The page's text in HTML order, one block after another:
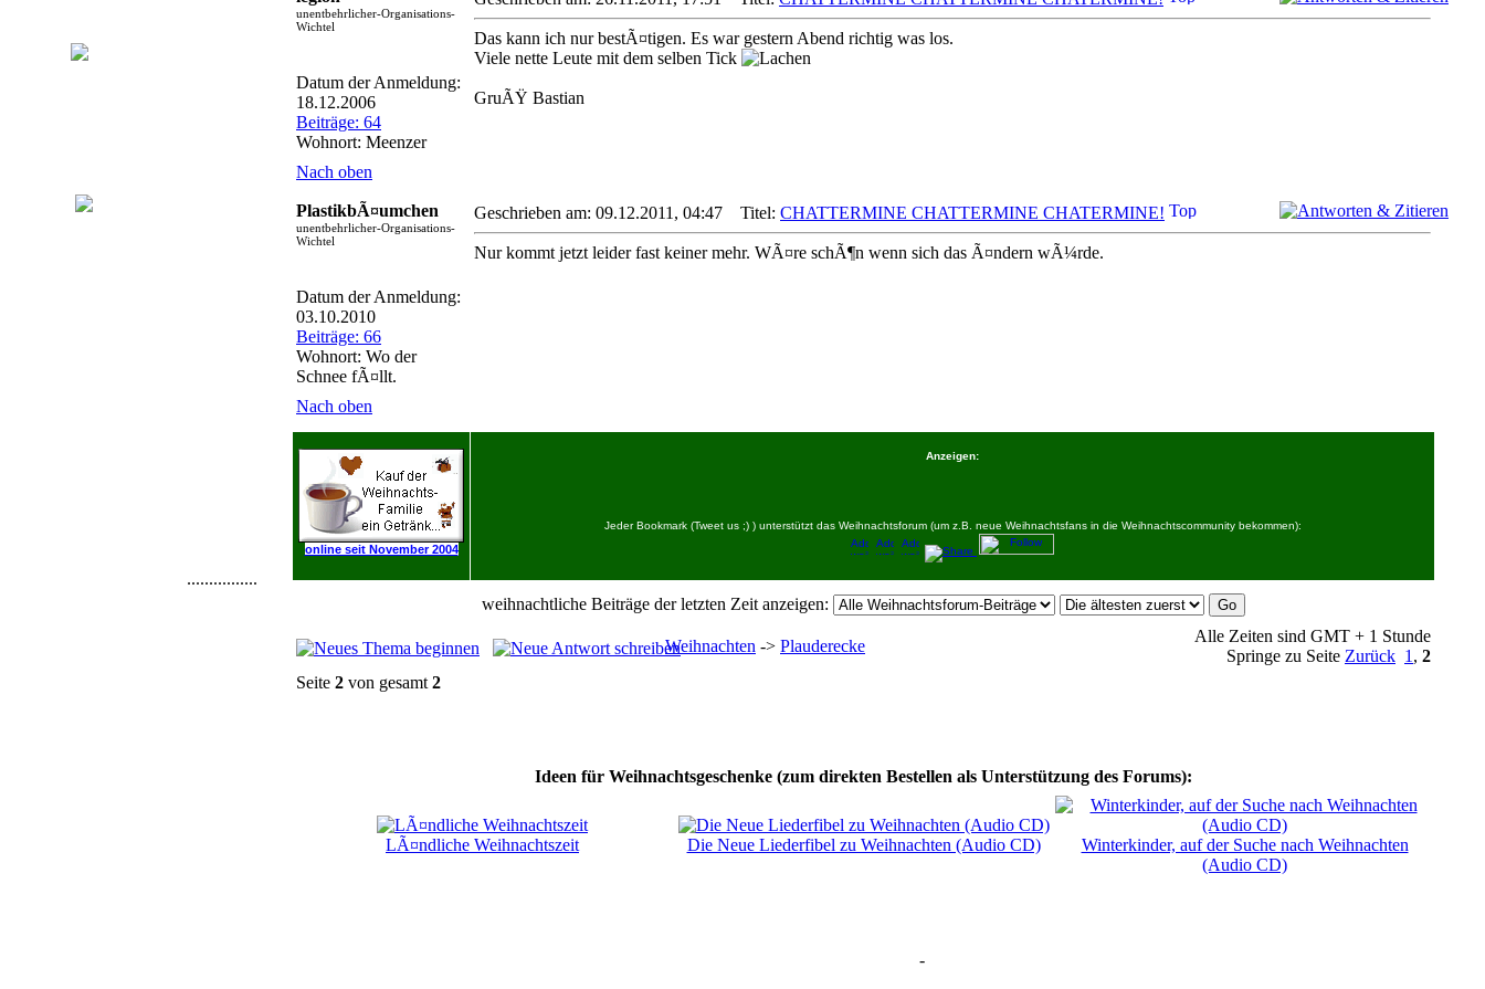
................
unentbehrlicher-Organisations-
Wichtel
Datum der Anmeldung:
18.12.2006
Beiträge: 64
Wohnort: Meenzer
Das kann ich nur bestÃ¤tigen. Es war gestern Abend richtig was los.
Viele nette Leute mit dem selben Tick
GruÃŸ Bastian
Nach oben
PlastikbÃ¤umchen
unentbehrlicher-Organisations-
Wichtel
Datum der Anmeldung:
03.10.2010
Beiträge: 66
Wohnort: Wo der
Schnee fÃ¤llt.
Geschrieben am: 09.12.2011, 04:47 Titel: CHATTERMINE CHATTERMINE CHATERMINE!
Nur kommt jetzt leider fast keiner mehr. WÃ¤re schÃ¶n wenn sich das Ã¤ndern wÃ¼rde.
Nach oben
online seit November 2004
Anzeigen:
Jeder Bookmark (Tweet us ;) ) unterstützt das Weihnachtsforum (um z.B. neue Weihnachtsfans in die Weihnachtscommunity bekommen):
weihnachtliche Beiträge der letzten Zeit anzeigen:
Weihnachten -> Plauderecke
Alle Zeiten sind GMT + 1 Stunde
Springe zu Seite Zurück 1 , 2
Seite 2 von gesamt 2
Ideen für Weihnachtsgeschenke (zum direkten Bestellen als Unterstützung des Forums):
LÃ¤ndliche Weihnachtszeit Die Neue Liederfibel zu Weihnachten (Audio CD)
Winterkinder, auf der Suche nach Weihnachten
(Audio CD)
-